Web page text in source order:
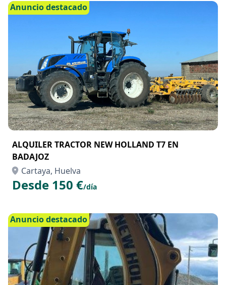
Anuncio destacado
ALQUILER TRACTOR NEW HOLLAND T7 EN
BADAJOZ
Cartaya, Huelva
Desde 150 €/día
Anuncio destacado